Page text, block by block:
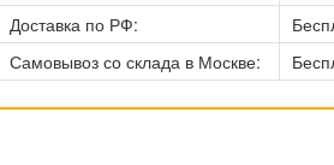
Доставка по РФ:
Самовывоз со склада в Москве: